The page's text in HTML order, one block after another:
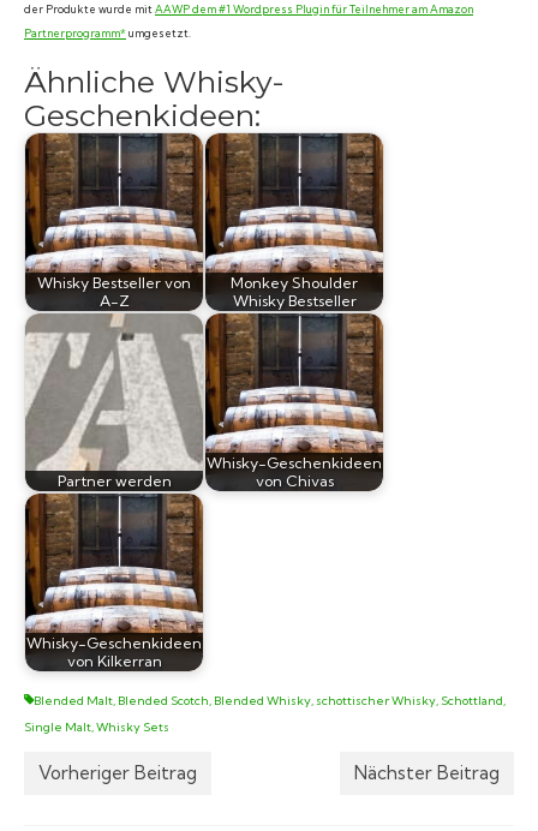
der Produkte wurde mitAAWP dem #1 Wordpress Plugin für Teilnehmer am Amazon
Partnerprogramm*umgesetzt.
Ähnliche Whisky-
Geschenkideen:
Whisky Bestseller von
A-Z
Monkey Shoulder
Whisky Bestseller
Partner werden
Whisky-Geschenkideen
von Chivas
Whisky-Geschenkideen
von Kilkerran
Blended Malt, Blended Scotch, Blended Whisky, schottischer Whisky, Schottland,
Single Malt,Whisky Sets
Vorheriger Beitrag Nächster Beitrag